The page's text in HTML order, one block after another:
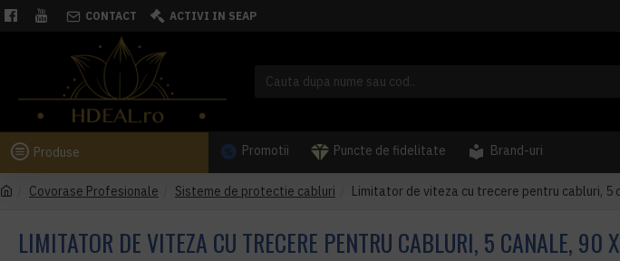
CONTACT ACTIVI IN SEAP
Produse Promotii Puncte de fidelitate Brand-uri
Covorase Profesionale Sisteme de protectie cabluri Limitator de viteza cu trecere pentru cabluri, 5
LIMITATOR DE VITEZA CU TRECERE PENTRU CABLURI, 5 CANALE, 90